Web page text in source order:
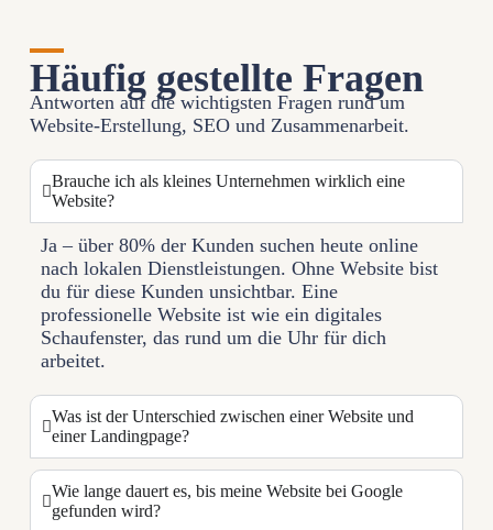
Häufig gestellte Fragen
Antworten auf die wichtigsten Fragen rund um
Website-Erstellung, SEO und Zusammenarbeit.
Brauche ich als kleines Unternehmen wirklich eine
Website?
Ja – über 80% der Kunden suchen heute online
nach lokalen Dienstleistungen. Ohne Website bist
du für diese Kunden unsichtbar. Eine
professionelle Website ist wie ein digitales
Schaufenster, das rund um die Uhr für dich
arbeitet.
Was ist der Unterschied zwischen einer Website und
einer Landingpage?
Wie lange dauert es, bis meine Website bei Google
gefunden wird?